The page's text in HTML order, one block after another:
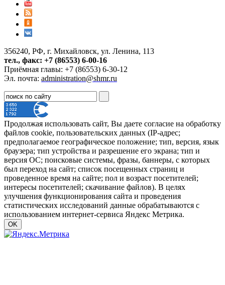
356240, РФ, г. Михайловск, ул. Ленина, 113
тел., факс: +7 (86553) 6-00-16
Приёмная главы: +7 (86553) 6-30-12
Эл. почта: administration@shmr.ru
Продолжая использовать сайт, Вы даете согласие на обработку
файлов cookie, пользовательских данных (IP-адрес;
предполагаемое географическое положение; тип, версия, язык
браузера; тип устройства и разрешение его экрана; тип и
версия ОС; поисковые системы, фразы, баннеры, с которых
был переход на сайт; список посещенных страниц и
проведенное время на сайте; пол и возраст посетителей;
интересы посетителей; скачивание файлов). В целях
улучшения функционирования сайта и проведения
статистических исследований данные обрабатываются с
использованием интернет-сервиса Яндекс Метрика.
OK